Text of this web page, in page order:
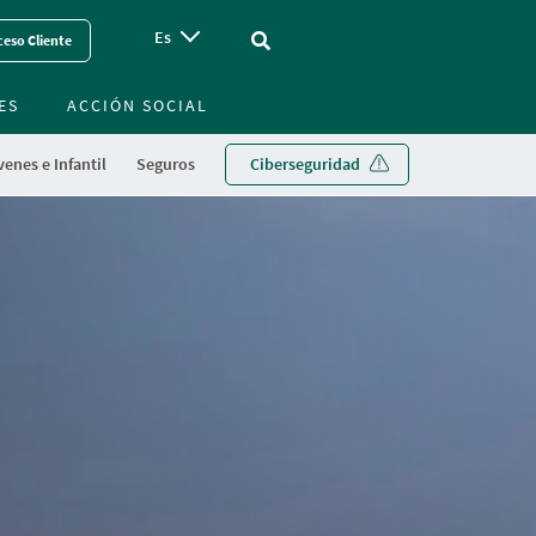
Cliente Es Vinculo - Buscar en la web
e Infantil Seguros Ciberseguridad
ACCIÓN SOCIAL